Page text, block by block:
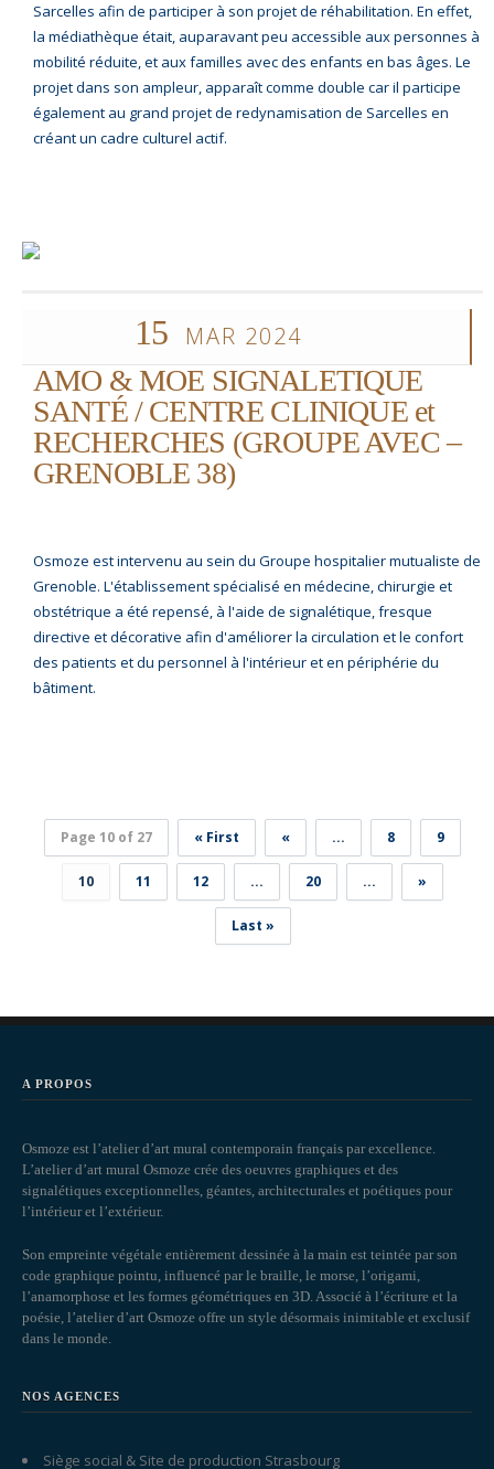
Sarcelles afin de participer à son projet de réhabilitation. En effet,
la médiathèque était, auparavant peu accessible aux personnes à
mobilité réduite, et aux familles avec des enfants en bas âges. Le
projet dans son ampleur, apparaît comme double car il participe
également au grand projet de redynamisation de Sarcelles en
créant un cadre culturel actif.
15 MAR 2024
AMO & MOE SIGNALETIQUE
SANTÉ / CENTRE CLINIQUE et
RECHERCHES (GROUPE AVEC –
GRENOBLE 38)
Osmoze est intervenu au sein du Groupe hospitalier mutualiste de
Grenoble. L'établissement spécialisé en médecine, chirurgie et
obstétrique a été repensé, à l'aide de signalétique, fresque
directive et décorative afin d'améliorer la circulation et le confort
des patients et du personnel à l'intérieur et en périphérie du
bâtiment.
Page 10 of 27 « First « ... 8 9
10 11 12 ... 20 ... »
Last »
A PROPOS
Osmoze est l’atelier d’art mural contemporain français par excellence.
L’atelier d’art mural Osmoze crée des oeuvres graphiques et des
signalétiques exceptionnelles, géantes, architecturales et poétiques pour
l’intérieur et l’extérieur.
Son empreinte végétale entièrement dessinée à la main est teintée par son
code graphique pointu, influencé par le braille, le morse, l’origami,
l’anamorphose et les formes géométriques en 3D. Associé à l’écriture et la
poésie, l’atelier d’art Osmoze offre un style désormais inimitable et exclusif
dans le monde.
NOS AGENCES
Siège social & Site de production Strasbourg